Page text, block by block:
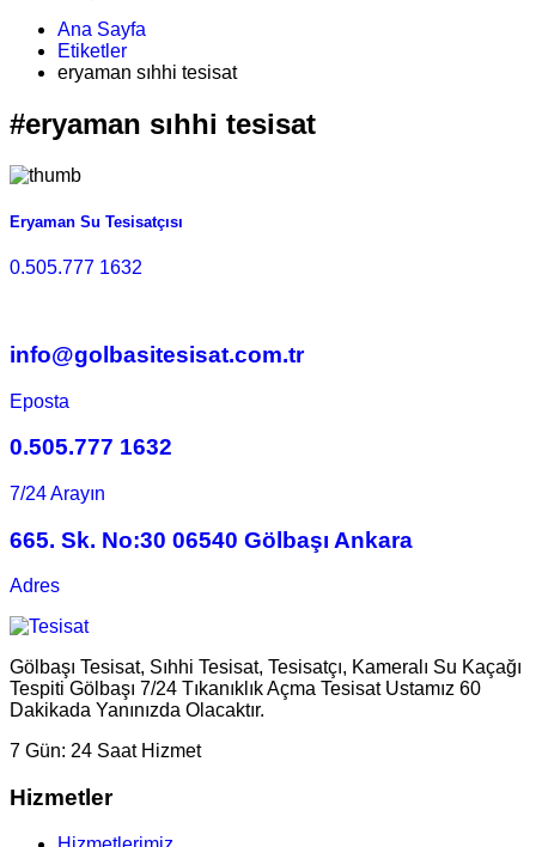
Ana Sayfa
Etiketler
eryaman sıhhi tesisat
#eryaman sıhhi tesisat
Eryaman Su Tesisatçısı
0.505.777 1632
info@golbasitesisat.com.tr
Eposta
0.505.777 1632
7/24 Arayın
665. Sk. No:30 06540 Gölbaşı Ankara
Adres
Gölbaşı Tesisat, Sıhhi Tesisat, Tesisatçı, Kameralı Su Kaçağı
Tespiti Gölbaşı 7/24 Tıkanıklık Açma Tesisat Ustamız 60
Dakikada Yanınızda Olacaktır.
7 Gün: 24 Saat Hizmet
Hizmetler